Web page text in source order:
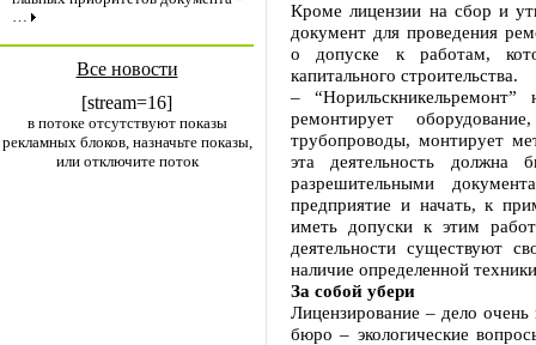
…
Все новости
[stream=16]
в потоке отсутствуют показы
рекламных блоков, назначьте показы,
или отключите поток
Кроме лицензии на сбор и
документ для проведения
о допуске к работам,
капитального строительства.
–
ремонтирует
трубопроводы, монтирует
эта деятельность должна
разрешительными
предприятие и начать, к
иметь допуски к этим
деятельности существуют
наличие определенной
За собой убери
Лицензирование – дело
бюро – экологические